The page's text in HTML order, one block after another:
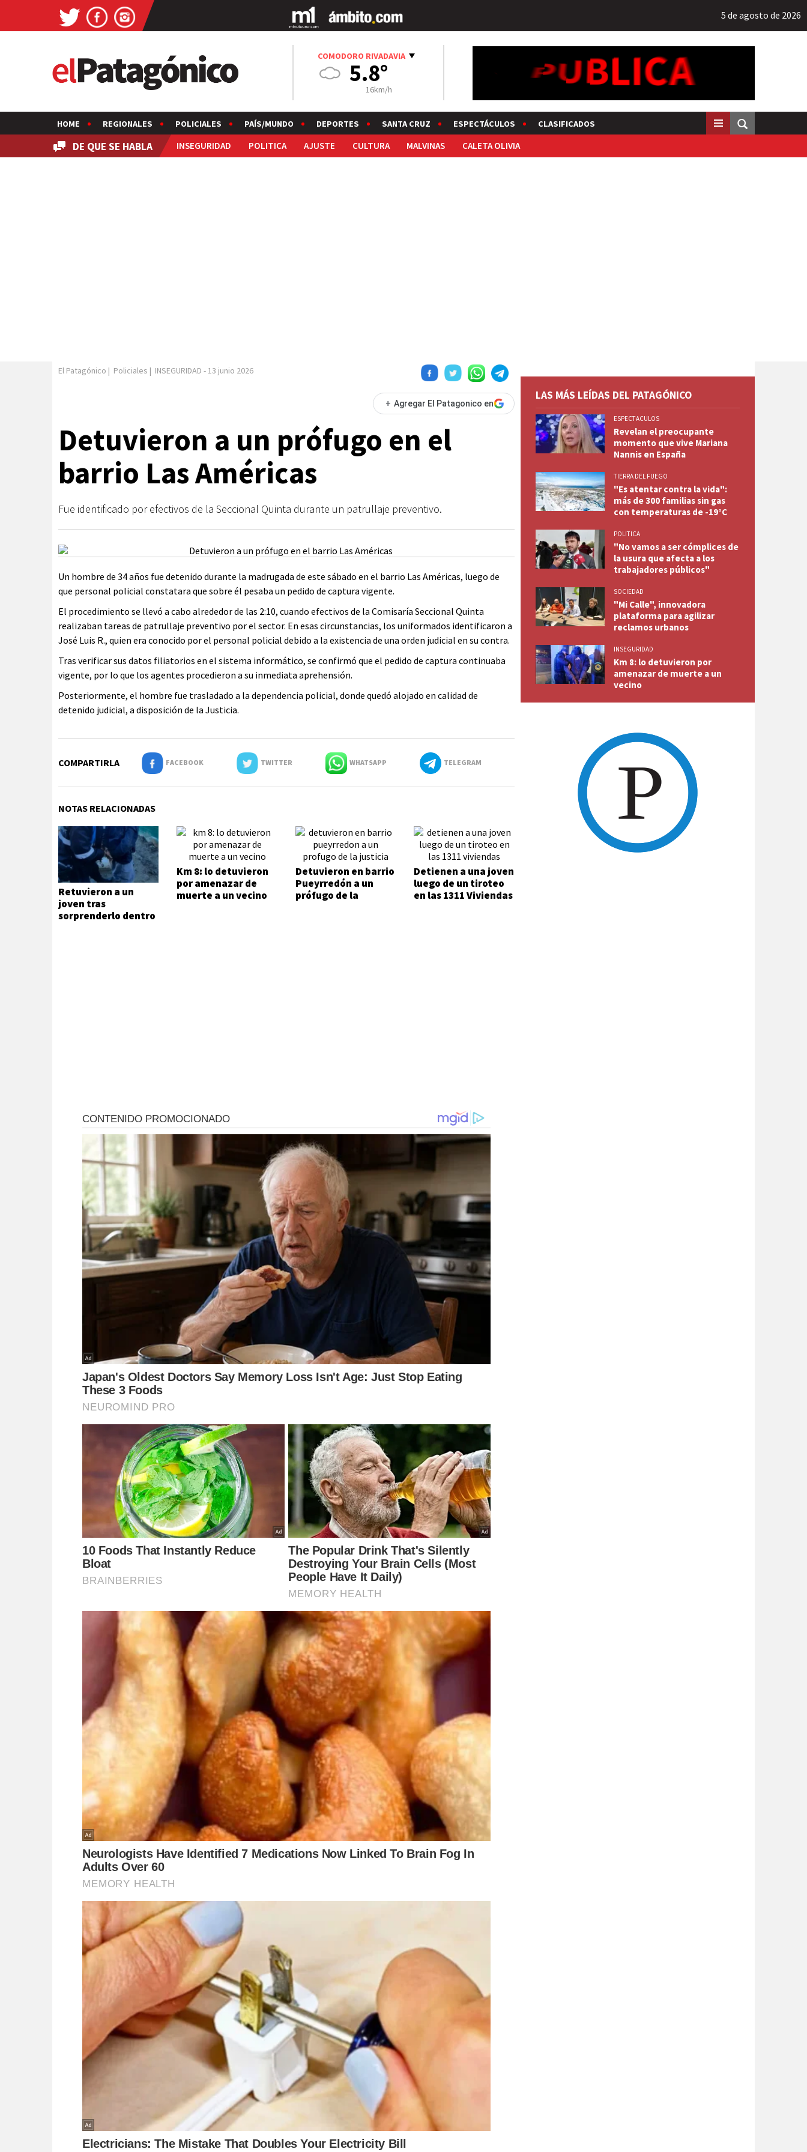
5 de agosto de 2026
COMODORO RIVADAVIA
5.8°
16km/h
HOME REGIONALES POLICIALES PAÍS/MUNDO DEPORTES SANTA CRUZ ESPECTÁCULOS CLASIFICADOS
DE QUE SE HABLA INSEGURIDAD POLITICA AJUSTE CULTURA MALVINAS CALETA OLIVIA
El Patagónico | Policiales | INSEGURIDAD - 13 junio 2026
+ Agregar El Patagonico en
Detuvieron a un prófugo en el
barrio Las Américas
Fue identificado por efectivos de la Seccional Quinta durante un patrullaje preventivo.
Un hombre de 34 años fue detenido durante la madrugada de este sábado en el barrio Las Américas, luego de
que personal policial constatara que sobre él pesaba un pedido de captura vigente.
El procedimiento se llevó a cabo alrededor de las 2:10, cuando efectivos de la Comisaría Seccional Quinta
realizaban tareas de patrullaje preventivo por el sector. En esas circunstancias, los uniformados identificaron a
José Luis R., quien era conocido por el personal policial debido a la existencia de una orden judicial en su contra.
Tras verificar sus datos filiatorios en el sistema informático, se confirmó que el pedido de captura continuaba
vigente, por lo que los agentes procedieron a su inmediata aprehensión.
Posteriormente, el hombre fue trasladado a la dependencia policial, donde quedó alojado en calidad de
detenido judicial, a disposición de la Justicia.
COMPARTIRLA FACEBOOK TWITTER WHATSAPP TELEGRAM
NOTAS RELACIONADAS
Retuvieron a un
joven tras
sorprenderlo dentro
Km 8: lo detuvieron
por amenazar de
muerte a un vecino
Detuvieron en barrio
Pueyrredón a un
prófugo de la
Detienen a una joven
luego de un tiroteo
en las 1311 Viviendas
LAS MÁS LEÍDAS DEL PATAGÓNICO
ESPECTACULOS
Revelan el preocupante
momento que vive Mariana
Nannis en España
TIERRA DEL FUEGO
"Es atentar contra la vida":
más de 300 familias sin gas
con temperaturas de -19°C
POLITICA
"No vamos a ser cómplices de
la usura que afecta a los
trabajadores públicos"
SOCIEDAD
"Mi Calle", innovadora
plataforma para agilizar
reclamos urbanos
INSEGURIDAD
Km 8: lo detuvieron por
amenazar de muerte a un
vecino